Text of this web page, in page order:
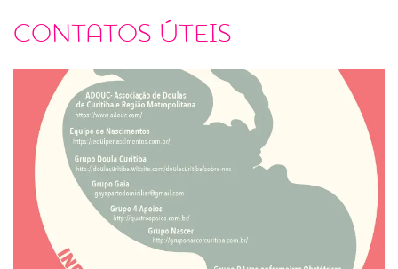
Contatos úteis